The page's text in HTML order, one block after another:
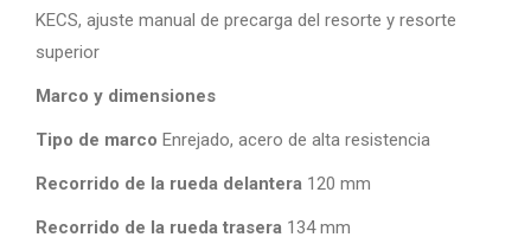
KECS, ajuste manual de precarga del resorte y resorte
superior
Marco y dimensiones
Tipo de marco Enrejado, acero de alta resistencia
Recorrido de la rueda delantera 120 mm
Recorrido de la rueda trasera 134 mm